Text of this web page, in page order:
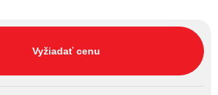
Vyžiadať cenu